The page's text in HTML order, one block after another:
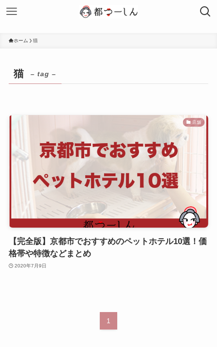
ホーム 猫
猫 – tag –
店舗
【完全版】京都市でおすすめのペットホテル10選！価
格帯や特徴などまとめ
2020年7月9日
1